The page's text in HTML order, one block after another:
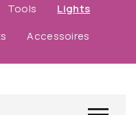
Tools
Lights
Accessoires